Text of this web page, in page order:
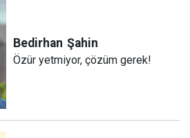
Bedirhan Şahin
Özür yetmiyor, çözüm gerek!